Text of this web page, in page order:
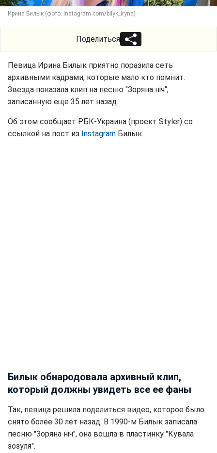
Ирина Билык (фото: instagram.com/bilyk_iryna)
Поделиться
Певица Ирина Билык приятно поразила сеть
архивными кадрами, которые мало кто помнит.
Звезда показала клип на песню "Зоряна ніч",
записанную еще 35 лет назад.
Об этом сообщает РБК-Украина (проект Styler) со
ссылкой на пост из Instagram Билык.
Билык обнародовала архивный клип,
который должны увидеть все ее фаны
Так, певица решила поделиться видео, которое было
снято более 30 лет назад. В 1990-м Билык записала
песню "Зоряна ніч", она вошла в пластинку "Кувала
зозуля".